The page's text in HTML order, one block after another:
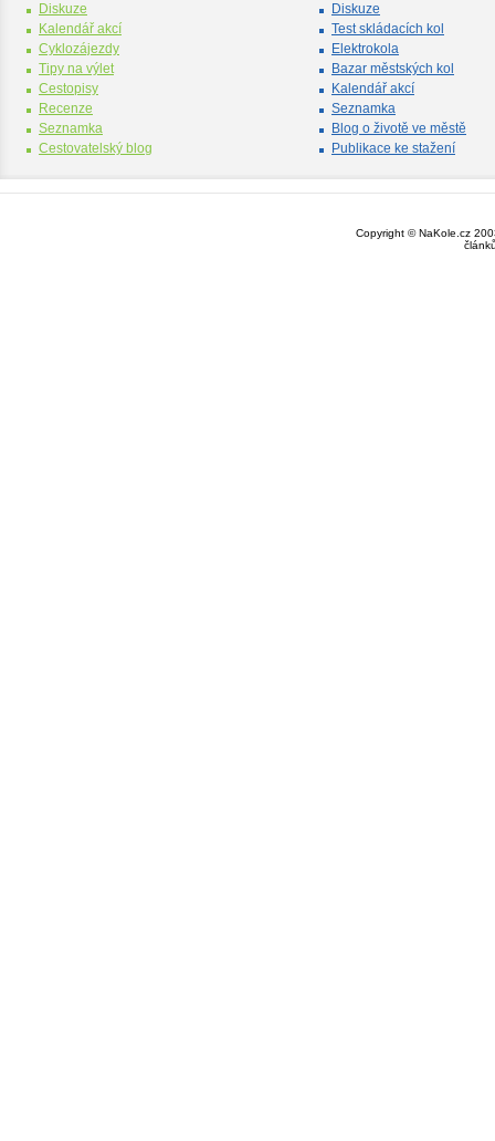
Diskuze
Kalendář akcí
Cyklozájezdy
Tipy na výlet
Cestopisy
Recenze
Seznamka
Cestovatelský blog
Diskuze
Test skládacích kol
Elektrokola
Bazar městských kol
Kalendář akcí
Seznamka
Blog o životě ve městě
Publikace ke stažení
Copyright © NaKole.cz